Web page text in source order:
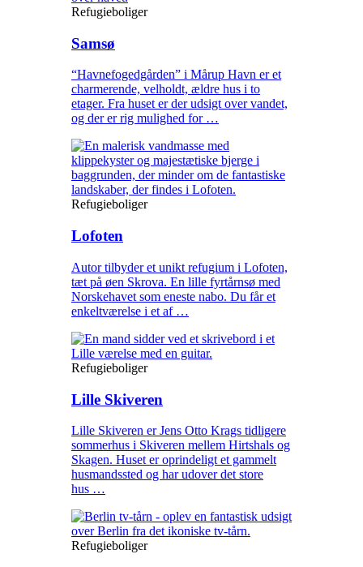
Refugieboliger
Samsø
“Havnefogedgården” i Mårup Havn er et
charmerende, velholdt, ældre hus i to
etager. Fra huset er der udsigt over vandet,
og der er rig mulighed for …
Refugieboliger
Lofoten
Autor tilbyder et unikt refugium i Lofoten,
tæt på øen Skrova. En lille fyrtårnsø med
Norskehavet som eneste nabo. Du får et
enkeltværelse i et af …
Refugieboliger
Lille Skiveren
Lille Skiveren er Jens Otto Krags tidligere
sommerhus i Skiveren mellem Hirtshals og
Skagen. Huset er oprindeligt et gammelt
husmandssted og har udover det store
hus …
Refugieboliger